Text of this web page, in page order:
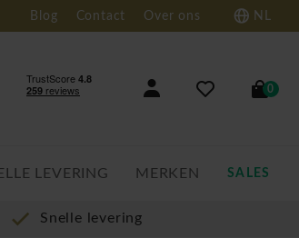
Blog Contact Over ons NL
0
LEVERING MERKEN SALES
Snelle levering